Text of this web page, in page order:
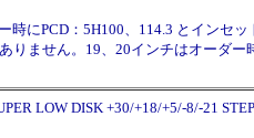
にPCD：5H100、114.3 とインセッ
りません。19、20インチはオーダー
LOW DISK +30/+18/+5/-8/-21